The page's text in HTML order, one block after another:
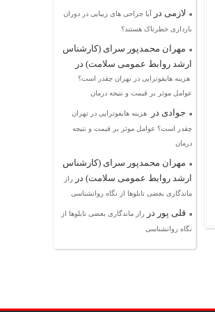
لازمی در
آیا جراحی های زیبایی در دوران
بارداری خطرناک هستند؟
مهران محمدپور سرای (کارشناس
ارشد روابط عمومی سلامت) در
هزینه هایفوتراپی در تهران چقدر است؟
عوامل موثر بر قیمت و نتیجه درمان
جوادی در
هزینه هایفوتراپی در تهران
چقدر است؟ عوامل موثر بر قیمت و نتیجه
درمان
مهران محمدپور سرای (کارشناس
ارشد روابط عمومی سلامت) در
راز
ماندگاری بعضی تابلوها از نگاه روانشناسی
قلی پور در
راز ماندگاری بعضی تابلوها از
نگاه روانشناسی